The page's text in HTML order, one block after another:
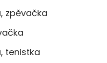
zpěvačka
tenistka